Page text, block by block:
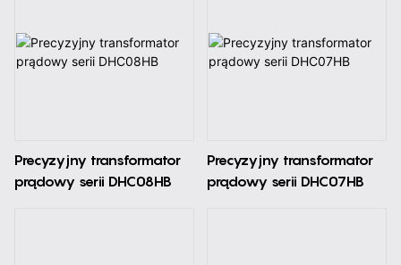
Precyzyjny transformator
prądowy serii DHC08HB
Precyzyjny transformator
prądowy serii DHC07HB